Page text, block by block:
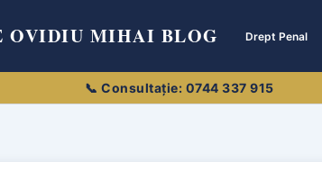
OVIDIU MIHAI BLOG Drept Penal